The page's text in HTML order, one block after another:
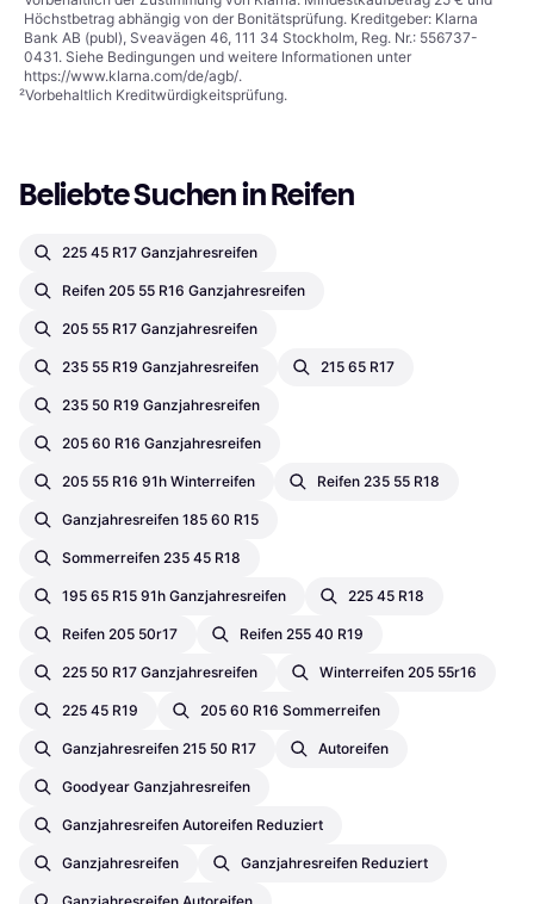
Höchstbetrag abhängig von der Bonitätsprüfung. Kreditgeber: Klarna
Bank AB (publ), Sveavägen 46, 111 34 Stockholm, Reg. Nr.: 556737-
0431. Siehe Bedingungen und weitere Informationen unter
https://www.klarna.com/de/agb/.
²Vorbehaltlich Kreditwürdigkeitsprüfung.
Beliebte Suchen in Reifen
225 45 R17 Ganzjahresreifen
Reifen 205 55 R16 Ganzjahresreifen
205 55 R17 Ganzjahresreifen
235 55 R19 Ganzjahresreifen 215 65 R17
235 50 R19 Ganzjahresreifen
205 60 R16 Ganzjahresreifen
205 55 R16 91h Winterreifen Reifen 235 55 R18
Ganzjahresreifen 185 60 R15
Sommerreifen 235 45 R18
195 65 R15 91h Ganzjahresreifen 225 45 R18
Reifen 205 50r17 Reifen 255 40 R19
225 50 R17 Ganzjahresreifen Winterreifen 205 55r16
225 45 R19 205 60 R16 Sommerreifen
Ganzjahresreifen 215 50 R17 Autoreifen
Goodyear Ganzjahresreifen
Ganzjahresreifen Autoreifen Reduziert
Ganzjahresreifen Ganzjahresreifen Reduziert